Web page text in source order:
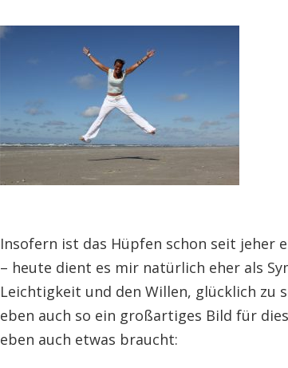
Insofern ist das Hüpfen schon seit jeher
– heute dient es mir natürlich eher als
Leichtigkeit und den Willen, glücklich zu
eben auch so ein großartiges Bild für
eben auch etwas braucht: